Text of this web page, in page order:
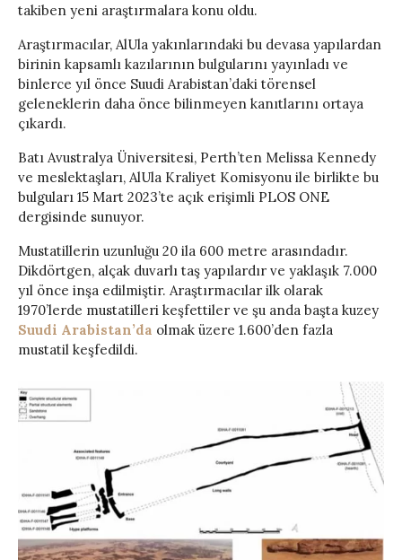
takiben yeni araştırmalara konu oldu.
Araştırmacılar, AlUla yakınlarındaki bu devasa yapılardan
birinin kapsamlı kazılarının bulgularını yayınladı ve
binlerce yıl önce Suudi Arabistan’daki törensel
geleneklerin daha önce bilinmeyen kanıtlarını ortaya
çıkardı.
Batı Avustralya Üniversitesi, Perth’ten Melissa Kennedy
ve meslektaşları, AlUla Kraliyet Komisyonu ile birlikte bu
bulguları 15 Mart 2023’te açık erişimli PLOS ONE
dergisinde sunuyor.
Mustatillerin uzunluğu 20 ila 600 metre arasındadır.
Dikdörtgen, alçak duvarlı taş yapılardır ve yaklaşık 7.000
yıl önce inşa edilmiştir. Araştırmacılar ilk olarak
1970’lerde mustatilleri keşfettiler ve şu anda başta kuzey
Suudi Arabistan’da olmak üzere 1.600’den fazla
mustatil keşfedildi.